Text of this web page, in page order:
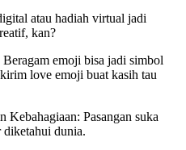
atau hadiah virtual jadi
kan?
emoji bisa jadi simbol
love emoji buat kasih tau
Kebahagiaan: Pasangan suka
diketahui dunia.